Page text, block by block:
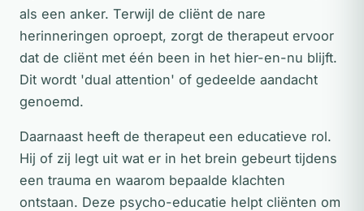
als een anker. Terwijl de cliënt de nare
herinneringen oproept, zorgt de therapeut ervoor
dat de cliënt met één been in het hier-en-nu blijft.
Dit wordt 'dual attention' of gedeelde aandacht
genoemd.
Daarnaast heeft de therapeut een educatieve rol.
Hij of zij legt uit wat er in het brein gebeurt tijdens
een trauma en waarom bepaalde klachten
ontstaan. Deze psycho-educatie helpt cliënten om